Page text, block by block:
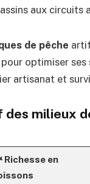
aux
de pêche
optimiser ses
artisanat et
des milieux
Richesse en